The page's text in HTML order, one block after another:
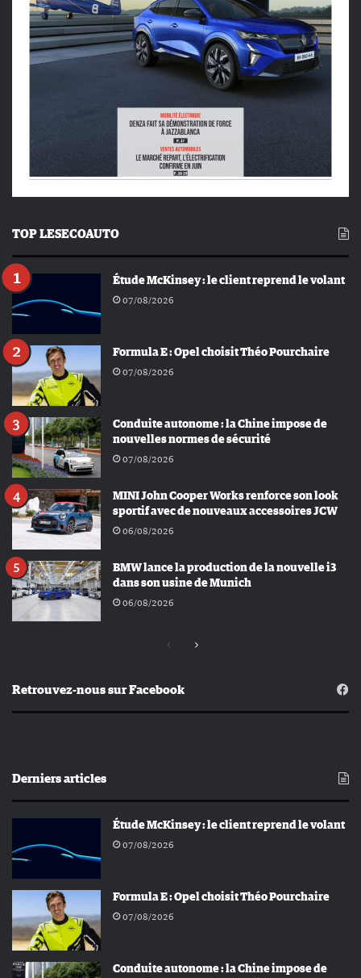
TOP LESECOAUTO
Étude McKinsey : le client reprend le volant
07/08/2026
Formula E : Opel choisit Théo Pourchaire
07/08/2026
Conduite autonome : la Chine impose de
nouvelles normes de sécurité
07/08/2026
MINI John Cooper Works renforce son look
sportif avec de nouveaux accessoires JCW
06/08/2026
BMW lance la production de la nouvelle i3
dans son usine de Munich
06/08/2026
Page
Page
Retrouvez-nous sur Facebook
Derniers articles
Étude McKinsey : le client reprend le volant
07/08/2026
Formula E : Opel choisit Théo Pourchaire
07/08/2026
Conduite autonome : la Chine impose de